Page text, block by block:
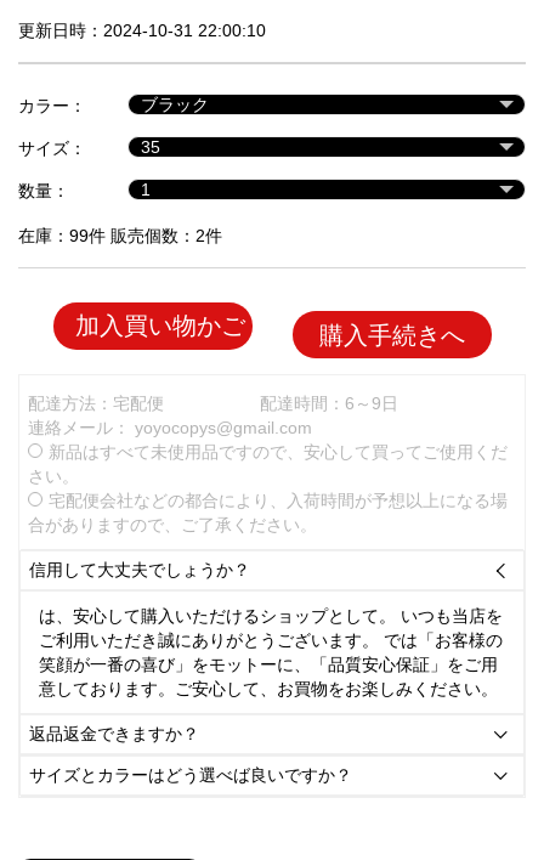
セ
ル
品
更新日時：2024-10-31 22:00:10
カラー：
サイズ：
数量：
在庫：99件 販売個数：2件
加入買い物かご 購入手続きへ
配達方法：宅配便
配達時間：6～9日
連絡メール： yoyocopys@gmail.com
新品はすべて未使用品ですので、安心して買ってご使用くだ
さい。
宅配便会社などの都合により、入荷時間が予想以上になる場
合がありますので、ご了承ください。
信用して大丈夫でしょうか？ 
は、安心して購入いただけるショップとして。 いつも当店を
ご利用いただき誠にありがとうございます。 では「お客様の
笑顔が一番の喜び」をモットーに、「品質安心保証」をご用
意しております。ご安心して、お買物をお楽しみください。
返品返金できますか？ 
サイズとカラーはどう選べば良いですか？ 